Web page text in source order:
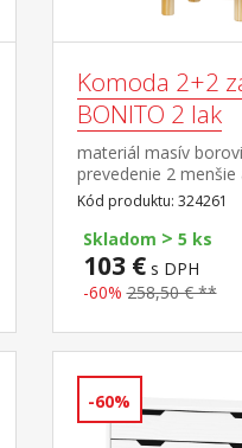
Komoda 2+2
BONITO 2 lak
materiál masív
prevedenie 2 menšie
zásuvky s kovovými
Kód produktu: 324261
Skladom > 5 ks
103 €s DPH
-60% 258,50 € **
-60%